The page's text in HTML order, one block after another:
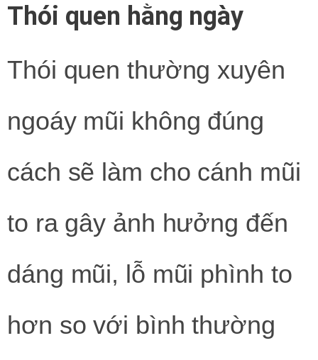
Thói quen hằng ngày
Thói quen thường xuyên
ngoáy mũi không đúng
cách sẽ làm cho cánh mũi
to ra gây ảnh hưởng đến
dáng mũi, lỗ mũi phình to
hơn so với bình thường